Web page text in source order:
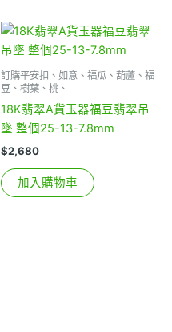
訂購平安扣、如意、福瓜、葫蘆、福
豆、樹葉、桃、
18K翡翠A貨玉器福豆翡翠吊
墜 整個25-13-7.8mm
$2,680
加入購物車